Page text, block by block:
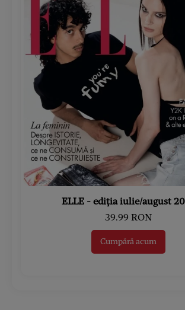
ELLE - ediția iulie/august
39.99 RON
Cumpără acum